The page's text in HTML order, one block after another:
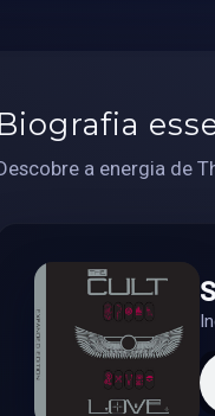
Biografia
a energia de